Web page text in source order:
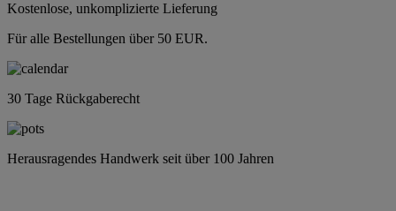
Kostenlose, unkomplizierte Lieferung
Für alle Bestellungen über 50 EUR.
30 Tage Rückgaberecht
Herausragendes Handwerk seit über 100 Jahren